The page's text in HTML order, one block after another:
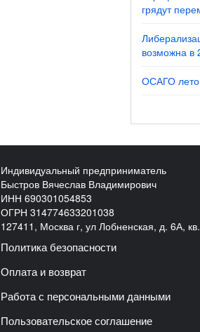
грядут
возможна в
ОСАГО
Индивидуальный предприниматель
Быстров Вячеслав Владимирович
ИНН 690301054853
ОГРН 314774633201038
127411, Москва г, ул Лобненская, д. 6А,
Политика безопасности
Оплата и возврат
Работа с персональными данными
Пользовательское соглашение